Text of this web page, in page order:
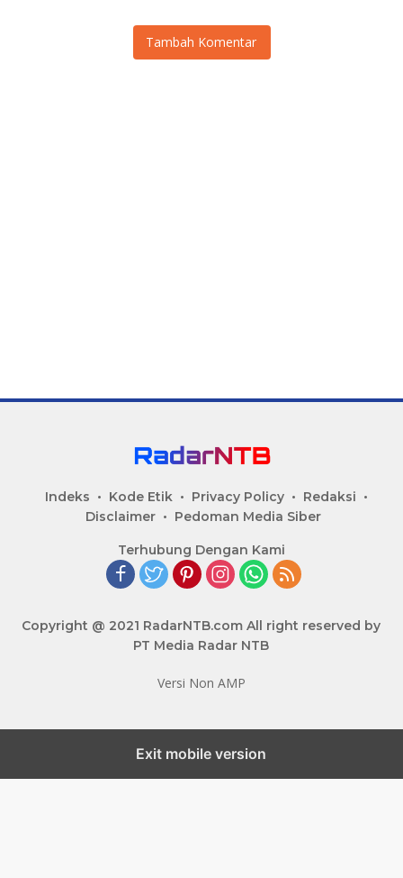
Tambah Komentar
Indeks Kode Etik Privacy Policy
Redaksi
Disclaimer
Pedoman Media Siber
Terhubung Dengan Kami
Copyright @ 2021 RadarNTB.com All right reserved by
PT Media Radar NTB
Versi Non AMP
Exit mobile version